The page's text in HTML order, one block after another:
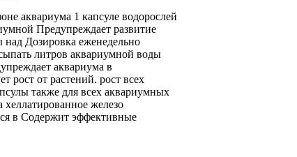
аквариума 1 капсуле водорослей
Предупреждает развитие
над Дозировка еженедельно
литров аквариумной воды
аквариума в
рост от растений. рост всех
также для всех аквариумных
хеллатированное железо
в Содержит эффективные